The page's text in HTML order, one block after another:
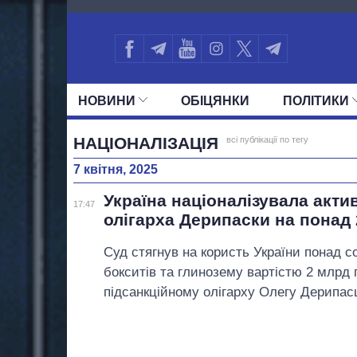
2843
НОВИНИ ОБIЦЯНКИ ПОЛIТИКИ
УСІ ПОЛІТИКИ ПРЕЗИДЕНТ І ОФІС
НАЦІОНАЛІЗАЦІЯ всі публікації по тегу
7 квітня, 2025
17:47
Україна націоналізувала
олігарха Дерипаски на
Суд стягнув на користь України понад
бокситів та глинозему вартістю 2 млрд
підсанкційному олігарху Олегу